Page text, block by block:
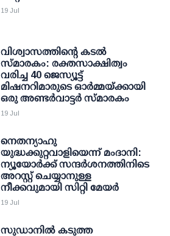
19 Jul
വിശ്വാസത്തിന്റെ കടൽ
സ്മാരകം: രക്തസാക്ഷിത്വം
വരിച്ച 40 ജെസ്യൂട്ട്
മിഷനറിമാരുടെ ഓർമ്മയ്ക്കായി
ഒരു അണ്ടർവാട്ടർ സ്മാരകം
19 Jul
നെതന്യാഹു
യുദ്ധക്കുറ്റവാളിയെന്ന് മംദാനി:
ന്യൂയോര്‍ക്ക് സന്ദര്‍ശനത്തിനിടെ
അറസ്റ്റ് ചെയ്യാനുള്ള
നീക്കവുമായി സിറ്റി മേയര്‍
19 Jul
സുഡാനിൽ കടുത്ത